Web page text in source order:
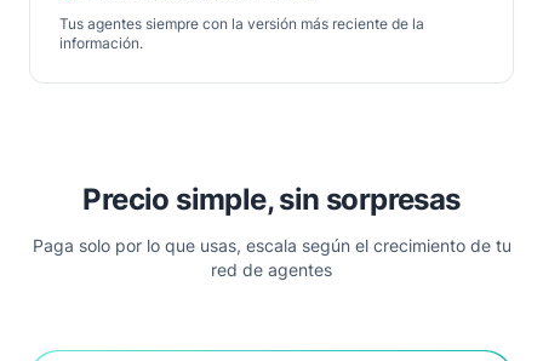
Tus agentes siempre con la versión más reciente de la
información.
Precio simple, sin sorpresas
Paga solo por lo que usas, escala según el crecimiento de tu
red de agentes